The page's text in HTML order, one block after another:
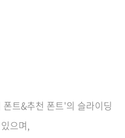
트&추천 폰트'의 슬라이딩
으며,